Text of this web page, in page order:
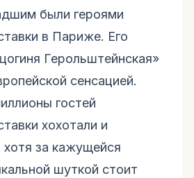
были героями
в Париже. Его
Герольштейнская»
сенсацией.
гостей
хохотали и
хотя за кажущейся
шуткой стоит